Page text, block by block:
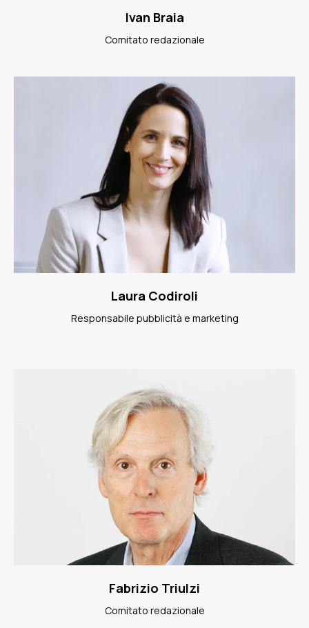
Ivan Braia
Comitato redazionale
Laura Codiroli
Responsabile pubblicità e marketing
Fabrizio Triulzi
Comitato redazionale